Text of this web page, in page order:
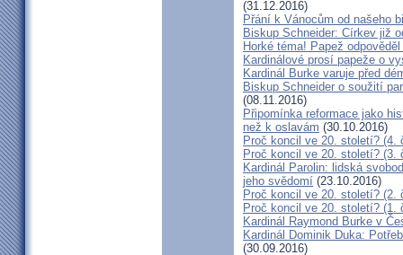
(31.12.2016)
Přání k Vánocům od našeho
Biskup Schneider: Církev již
Horké téma! Papež
Kardinálové prosí papeže o
Kardinál Burke varuje před
Biskup Schneider o soužití
(08.11.2016)
Připomínka reformace jako
než k oslavám (30.10.2016)
Proč koncil ve 20. století? (4.
Proč koncil ve 20. století? (3.
Kardinál Parolin: lidská
jeho svědomí (23.10.2016)
Proč koncil ve 20. století? (2.
Proč koncil ve 20. století? (1.
Kardinál Raymond Burke v
Kardinál Dominik Duka:
(30.09.2016)